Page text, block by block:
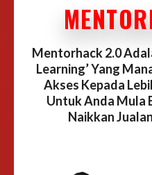
Mentorhack 2.0
Learning’ Yang
Akses Kepada
Untuk Anda Mula
Naikkan